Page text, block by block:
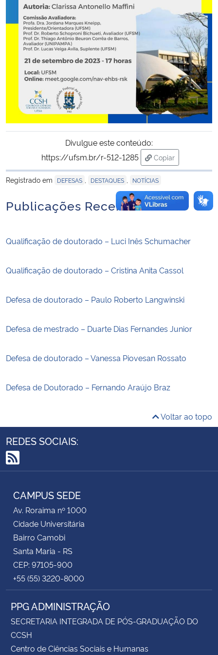
Secretaria-Geral
Secretaria de Governo
Gabinete de Segurança Institucional
Advocacia-Geral da União
Banco Central do Brasil
Divulgue este conteúdo:
https://ufsm.br/r-512-1285
Copiar
para área de
Registrado em
DEFESAS DESTAQUES NOTÍCIAS
Publicações Recentes
Qualificação de doutorado – Luci Inês Schumacher
Qualificação de doutorado – Cristina Anita Cassol
Defesa de doutorado – Paulo Roberto Langwinski
Defesa de mestrado – Duarte Dias Fernandes Junior
Defesa de doutorado – Vanessa Piovesan Rossato
Defesa de Doutorado – Fernando Araújo Braz
Voltar ao topo
REDES SOCIAIS:
RSS
CAMPUS SEDE
Av. Roraima nº 1000
Cidade Universitária
Bairro Camobi
Santa Maria - RS
CEP: 97105-900
+55 (55) 3220-8000
PPG ADMINISTRAÇÃO
SECRETARIA INTEGRADA DE PÓS-GRADUAÇÃO DO
CCSH
Centro de Ciências Sociais e Humanas